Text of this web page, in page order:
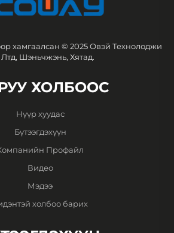
хамгаалсан © 2025 Овэй Технолоджи
Лтд, Шэньчжэнь, Хятад.
ХОЛБООС
Нүүр хуудас
Бүтээгдэхүүн
Профайл
Видео
Мэдээ
холбоо барих